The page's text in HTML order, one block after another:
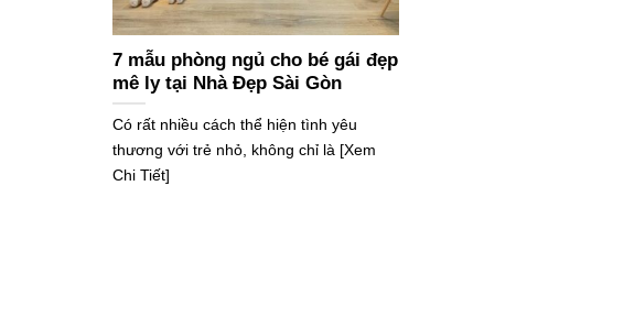
7 mẫu phòng ngủ cho bé gái đẹp
mê ly tại Nhà Đẹp Sài Gòn
Có rất nhiều cách thể hiện tình yêu
thương với trẻ nhỏ, không chỉ là [Xem
Chi Tiết]